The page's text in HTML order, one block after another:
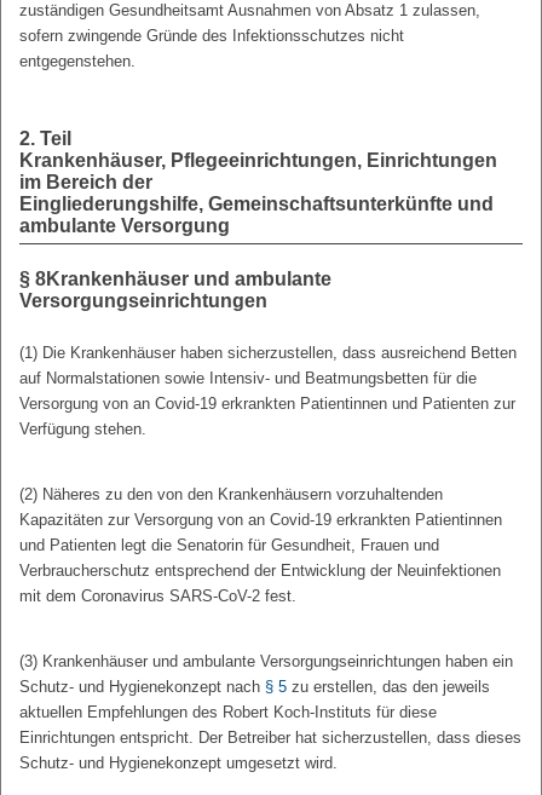
zuständigen Gesundheitsamt Ausnahmen von Absatz 1 zulassen,
sofern zwingende Gründe des Infektionsschutzes nicht
entgegenstehen.
2. Teil
Krankenhäuser, Pflegeeinrichtungen, Einrichtungen
im Bereich der
Eingliederungshilfe, Gemeinschaftsunterkünfte und
ambulante Versorgung
§ 8Krankenhäuser und ambulante
Versorgungseinrichtungen
(1) Die Krankenhäuser haben sicherzustellen, dass ausreichend Betten
auf Normalstationen sowie Intensiv- und Beatmungsbetten für die
Versorgung von an Covid-19 erkrankten Patientinnen und Patienten zur
Verfügung stehen.
(2) Näheres zu den von den Krankenhäusern vorzuhaltenden
Kapazitäten zur Versorgung von an Covid-19 erkrankten Patientinnen
und Patienten legt die Senatorin für Gesundheit, Frauen und
Verbraucherschutz entsprechend der Entwicklung der Neuinfektionen
mit dem Coronavirus SARS-CoV-2 fest.
(3) Krankenhäuser und ambulante Versorgungseinrichtungen haben ein
Schutz- und Hygienekonzept nach § 5 zu erstellen, das den jeweils
aktuellen Empfehlungen des Robert Koch-Instituts für diese
Einrichtungen entspricht. Der Betreiber hat sicherzustellen, dass dieses
Schutz- und Hygienekonzept umgesetzt wird.